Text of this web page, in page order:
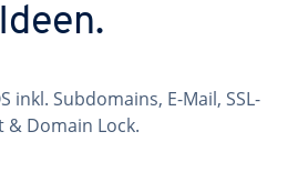
inkl. Subdomains, E-Mail, SSL-
Domain Lock.